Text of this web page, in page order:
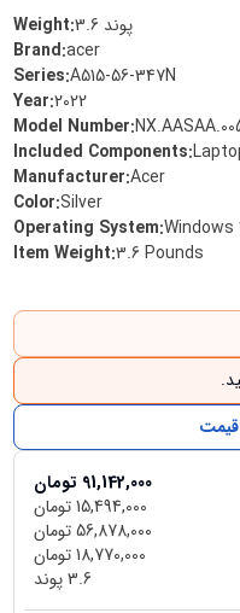
Weight:3.6 پوند
Brand:acer
Series:A515-56-347N
Year:2022
Model Number:
Included Components:
Manufacturer:Acer
Color:Silver
Operating System:Windows
Item Weight:3.6 Pounds
قیمت
91,142,000 تومان
15,494,000تومان
56,878,000تومان
18,770,000تومان
3.6پوند